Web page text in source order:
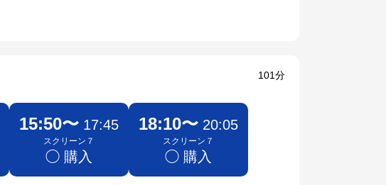
15:50〜 17:45
スクリーン７
◯ 購入
18:10〜 20:05
スクリーン７
◯ 購入
101分